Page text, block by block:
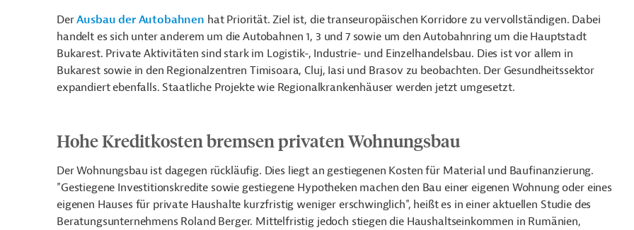
DerAusbau der Autobahnen hat Priorität. Ziel ist, die transeuropäischen Korridore zu vervollständigen. Dabei
handelt es sich unter anderem um die Autobahnen 1, 3 und 7 sowie um den Autobahnring um die Hauptstadt
Bukarest. Private Aktivitäten sind stark im Logistik-, Industrie- und Einzelhandelsbau. Dies ist vor allem in
Bukarest sowie in den Regionalzentren Timisoara, Cluj, Iasi und Brasov zu beobachten. Der Gesundheitssektor
expandiert ebenfalls. Staatliche Projekte wie Regionalkrankenhäuser werden jetzt umgesetzt.
Hohe Kreditkosten bremsen privaten Wohnungsbau
Der Wohnungsbau ist dagegen rückläufig. Dies liegt an gestiegenen Kosten für Material und Baufinanzierung.
"Gestiegene Investitionskredite sowie gestiegene Hypotheken machen den Bau einer eigenen Wohnung oder eines
eigenen Hauses für private Haushalte kurzfristig weniger erschwinglich", heißt es in einer aktuellen Studie des
Beratungsunternehmens Roland Berger. Mittelfristig jedoch stiegen die Haushaltseinkommen in Rumänien,